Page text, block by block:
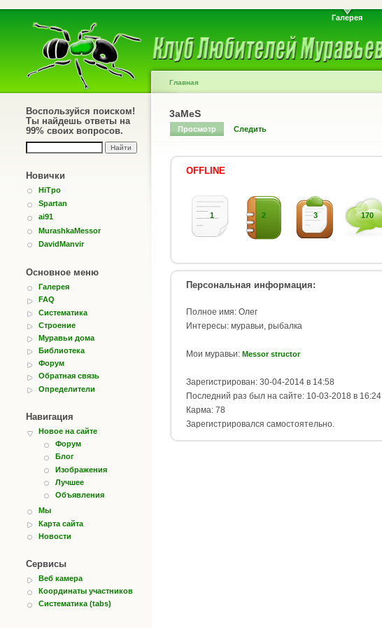
Галерея
Воспользуйся поиском!
Ты найдешь ответы на
99% своих вопросов.
Новички
HiTpo
Spartan
ai91
MurashkaMessor
DavidManvir
Основное меню
Галерея
FAQ
Систематика
Строение
Муравьи дома
Библиотека
Форум
Обратная связь
Определители
Навигация
Новое на сайте
Форум
Блог
Изображения
Лучшее
Объявления
Мы
Карта сайта
Новости
Сервисы
Веб камера
Координаты участников
Систематика (tabs)
Главная
3aMeS
Просмотр Следить
OFFLINE
1 2 3 170
Персональная информация:
Полное имя: Олег
Интересы: муравьи, рыбалка
Мои муравьи: Messor structor
Зарегистрирован: 30-04-2014 в 14:58
Последний раз был на сайте: 10-03-2018 в 16:24
Карма: 78
Зарегистрировался самостоятельно.